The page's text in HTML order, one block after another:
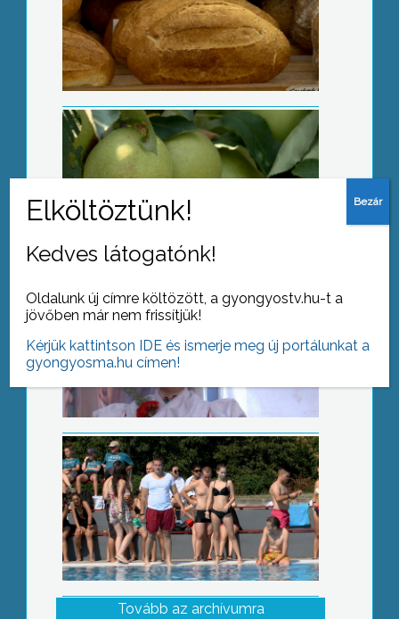
Kiváló almatermés
Leánytól az asszonnyá válásig
Tovább az archívumra
Kedves látogatónk!
Oldalunk új címre költözött, a gyongyostv.hu-t a
jövőben már nem frissítjük!
Kérjük kattintson IDE és ismerje meg új portálunkat a
gyongyosma.hu címen!